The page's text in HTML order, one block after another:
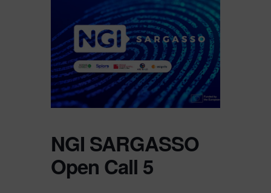
NGI SARGASSO
Open Call 5